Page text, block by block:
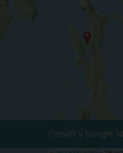
Otevřít v Google